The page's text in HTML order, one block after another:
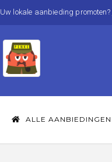
Uw lokale aanbieding promoten?
ALLE AANBIEDINGEN